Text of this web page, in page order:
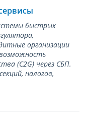
быстрых
организации
(С2G) через СБП.
налогов,